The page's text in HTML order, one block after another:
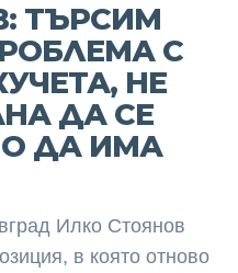
ТЪРСИМ
С
НЕ
ДА СЕ
ДА ИМА
Илко Стоянов
в която отново